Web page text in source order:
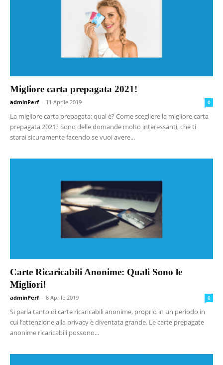
Migliore carta prepagata 2021!
adminPerf - 11 Aprile 2019 0
La migliore carta prepagata: qual è? Come scegliere la migliore carta
prepagata 2021? Sono delle domande molto interessanti, che ti
starai sicuramente facendo se vuoi avere...
Carte Ricaricabili Anonime: Quali Sono le
Migliori!
adminPerf - 8 Aprile 2019 0
Si parla tanto di carte ricaricabili anonime, proprio in un periodo in
cui l’attenzione alla privacy è diventata grande. Le carte prepagate
anonime ricaricabili possono...